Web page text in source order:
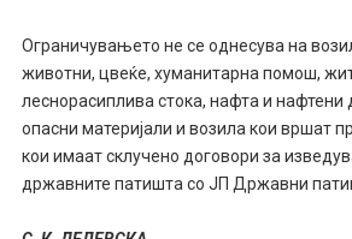
Ограничувањето не се однесува на
животни, цвеќе, хуманитарна помош,
леснорасиплива стока, нафта и нафтени
опасни материјали и возила кои вршат
кои имаат склучено договори за
државните патишта со ЈП Државни